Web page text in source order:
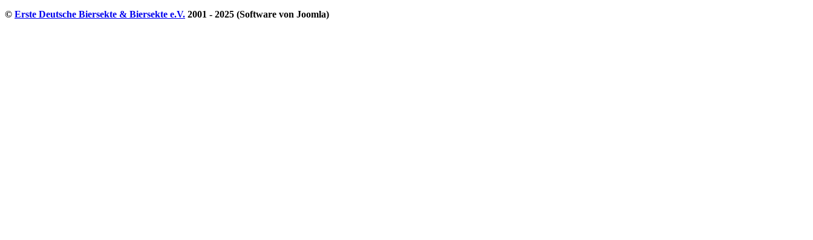
© Erste Deutsche Biersekte & Biersekte e.V. 2001 - 2025 (Software von Joomla)